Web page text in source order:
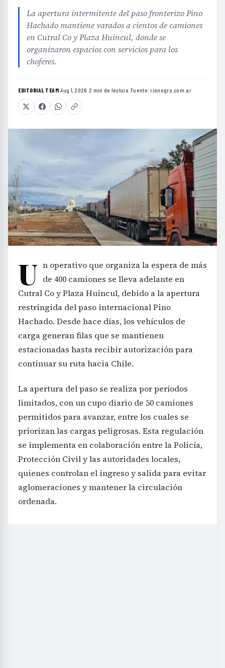
La apertura intermitente del paso fronterizo Pino
Hachado mantiene varados a cientos de camiones
en Cutral Co y Plaza Huincul, donde se
organizaron espacios con servicios para los
choferes.
EDITORIAL TEAM·Aug 1, 2026 ·2 min de lectura ·Fuente:rionegro.com.ar
U n operativo que organiza la espera de más
de 400 camiones se lleva adelante en
Cutral Co y Plaza Huincul, debido a la apertura
restringida del paso internacional Pino
Hachado. Desde hace días, los vehículos de
carga generan filas que se mantienen
estacionadas hasta recibir autorización para
continuar su ruta hacia Chile.
La apertura del paso se realiza por períodos
limitados, con un cupo diario de 50 camiones
permitidos para avanzar, entre los cuales se
priorizan las cargas peligrosas. Esta regulación
se implementa en colaboración entre la Policía,
Protección Civil y las autoridades locales,
quienes controlan el ingreso y salida para evitar
aglomeraciones y mantener la circulación
ordenada.